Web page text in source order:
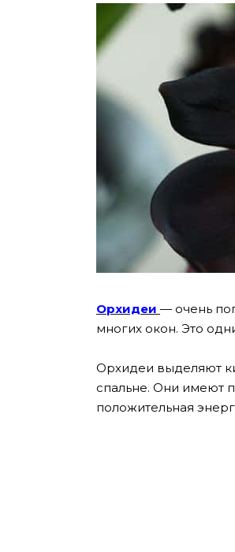
Орхидеи — очень
многих окон. Это
Орхидеи выделяют
спальне. Они имеют
положительная